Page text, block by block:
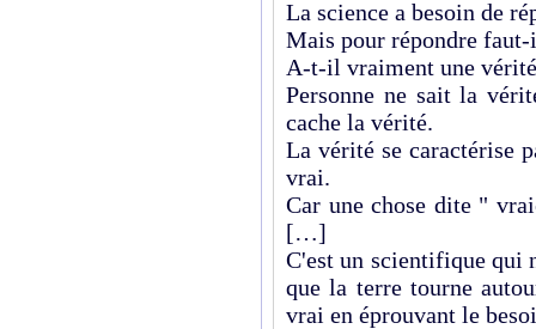
La science a besoin de
Mais pour répondre
A-t-il vraiment une vérité
Personne ne sait la
cache la vérité.
La vérité se caractérise
vrai.
Car une chose dite "
[…]
C'est un scientifique qui
que la terre tourne
vrai en éprouvant le